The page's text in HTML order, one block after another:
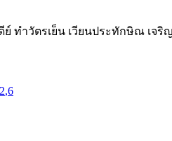
ทำวัตรเย็น เวียนประทักษิณ เจ
,6